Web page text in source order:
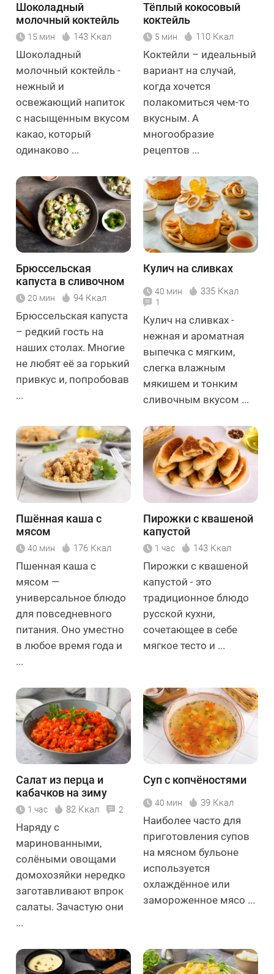
Шоколадный
молочный коктейль
15 мин 143 Ккал
Шоколадный
молочный коктейль -
нежный и
освежающий напиток
с насыщенным вкусом
какао, который
одинаково ...
Тёплый кокосовый
коктейль
5 мин 110 Ккал
Коктейли – идеальный
вариант на случай,
когда хочется
полакомиться чем-то
вкусным. А
многообразие
рецептов ...
Брюссельская
капуста в сливочном
соусе
20 мин 94 Ккал
Брюссельская капуста
– редкий гость на
наших столах. Многие
не любят её за горький
привкус и, попробовав
...
Кулич на сливках
40 мин 335 Ккал
1
Кулич на сливках -
нежная и ароматная
выпечка с мягким,
слегка влажным
мякишем и тонким
сливочным вкусом ...
Пшённая каша с
мясом
40 мин 176 Ккал
Пшенная каша с
мясом —
универсальное блюдо
для повседневного
питания. Оно уместно
в любое время года и
...
Пирожки с квашеной
капустой
1 час 143 Ккал
Пирожки с квашеной
капустой - это
традиционное блюдо
русской кухни,
сочетающее в себе
мягкое тесто и ...
Салат из перца и
кабачков на зиму
1 час 82 Ккал 2
Наряду с
маринованными,
солёными овощами
домохозяйки нередко
заготавливают впрок
салаты. Зачастую они
...
Суп с копчёностями
40 мин 39 Ккал
Наиболее часто для
приготовления супов
на мясном бульоне
используется
охлаждённое или
замороженное мясо ...